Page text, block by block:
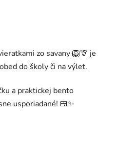
zo savany 🦁🦒 je
do školy či na výlet.
a praktickej bento
usporiadané! 🍱✨